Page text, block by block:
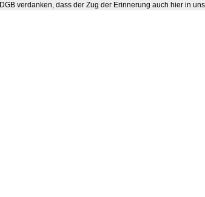
DGB verdanken, dass der Zug der Erinnerung auch hier in